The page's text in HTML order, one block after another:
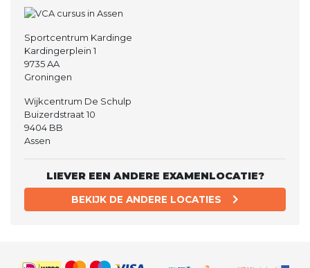
Sportcentrum Kardinge
Kardingerplein 1
9735 AA
Groningen
Wijkcentrum De Schulp
Buizerdstraat 10
9404 BB
Assen
LIEVER EEN ANDERE EXAMENLOCATIE?
BEKIJK DE ANDERE LOCATIES